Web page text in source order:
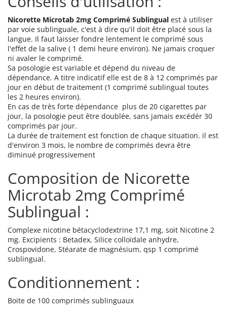
Nicorette Microtab 2mg Comprimé Sublingual est à utiliser
par voie sublinguale, c'est à dire qu'il doit être placé sous la
langue. Il faut laisser fondre lentement le comprimé sous
l'effet de la salive ( 1 demi heure environ). Ne jamais croquer
ni avaler le comprimé.
Sa posologie est variable et dépend du niveau de
dépendance. A titre indicatif elle est de 8 à 12 comprimés par
jour en début de traitement (1 comprimé sublingual toutes
les 2 heures environ).
En cas de très forte dépendance plus de 20 cigarettes par
jour, la posologie peut être doublée, sans jamais excédér 30
comprimés par jour.
La durée de traitement est fonction de chaque situation. il est
d'environ 3 mois, le nombre de comprimés devra être
diminué progressivement
Composition de Nicorette
Microtab 2mg Comprimé
Sublingual :
Complexe nicotine bétacyclodextrine 17,1 mg, soit Nicotine 2
mg. Excipients : Betadex, Silice colloïdale anhydre,
Crospovidone, Stéarate de magnésium, qsp 1 comprimé
sublingual.
Conditionnement :
Boite de 100 comprimés sublinguaux